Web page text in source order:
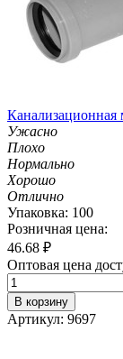
Ужасно
Плохо
Нормально
Хорошо
Отлично
Упаковка: 100
Розничная цена:
46.68 ₽
Оптовая цена
В корзину
Артикул: 9697